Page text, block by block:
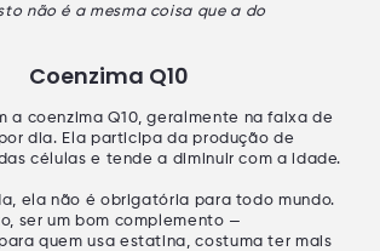
não é a mesma coisa que a do
Coenzima Q10
a coenzima Q10, geralmente na faixa de
dia. Ela participa daprodução de
células e tende a diminuir com a idade.
ela não é obrigatória para todo mundo.
ser um bom complemento —
quem usa estatina, costuma termais